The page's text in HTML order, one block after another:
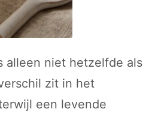
alleen niet hetzelfde als
zit in het
een levende